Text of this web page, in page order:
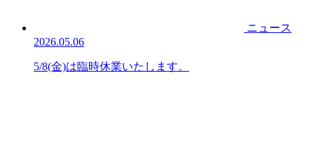
ニュース
2026.05.06
5/8(金)は臨時休業いたします。